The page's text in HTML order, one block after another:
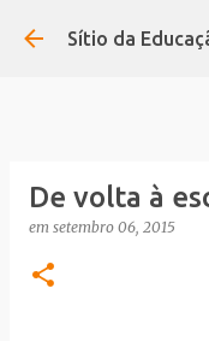
Avançar
Sítio da
De volta à
em setembro 06, 2015